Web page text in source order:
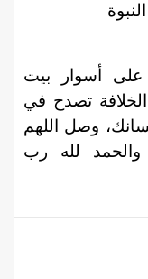
على أسوار بيت
تصدح في
وصل اللهم
والحمد لله رب